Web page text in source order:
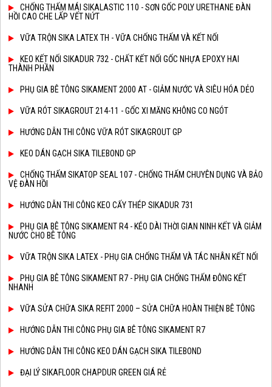
CHỐNG THẤM MÁI SIKALASTIC 110 - SƠN GỐC POLY URETHANE ĐÀN
HỒI CAO CHE LẤP VẾT NỨT
VỮA TRỘN SIKA LATEX TH - VỮA CHỐNG THẤM VÀ KẾT NỐI
KEO KẾT NỐI SIKADUR 732 - CHẤT KẾT NỐI GỐC NHỰA EPOXY HAI
THÀNH PHẦN
PHỤ GIA BÊ TÔNG SIKAMENT 2000 AT - GIẢM NƯỚC VÀ SIÊU HÓA DẺO
VỮA RÓT SIKAGROUT 214-11 - GỐC XI MĂNG KHÔNG CO NGÓT
HƯỚNG DẪN THI CÔNG VỮA RÓT SIKAGROUT GP
KEO DÁN GẠCH SIKA TILEBOND GP
CHỐNG THẤM SIKATOP SEAL 107 - CHỐNG THẤM CHUYÊN DỤNG VÀ BẢO
VỆ ĐÀN HỒI
HƯỚNG DẪN THI CÔNG KEO CẤY THÉP SIKADUR 731
PHỤ GIA BÊ TÔNG SIKAMENT R4 - KÉO DÀI THỜI GIAN NINH KẾT VÀ GIẢM
NƯỚC CHO BÊ TÔNG
VỮA TRỘN SIKA LATEX - PHỤ GIA CHỐNG THẤM VÀ TÁC NHÂN KẾT NỐI
PHỤ GIA BÊ TÔNG SIKAMENT R7 - PHỤ GIA CHỐNG THẤM ĐÔNG KẾT
NHANH
VỮA SỬA CHỮA SIKA REFIT 2000 – SỬA CHỮA HOÀN THIỆN BÊ TÔNG
HƯỚNG DẪN THI CÔNG PHỤ GIA BÊ TÔNG SIKAMENT R7
HƯỚNG DẪN THI CÔNG KEO DÁN GẠCH SIKA TILEBOND
ĐẠI LÝ SIKAFLOOR CHAPDUR GREEN GIÁ RẺ